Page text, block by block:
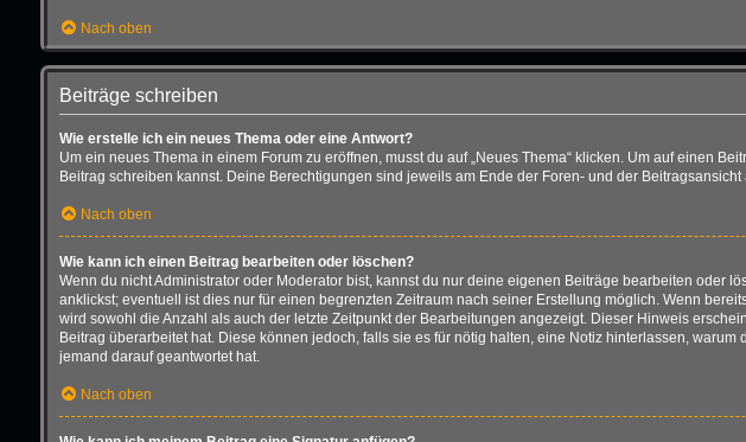
Nach oben
Beiträge schreiben
Wie erstelle ich ein neues Thema oder eine Antwort?
Um ein neues Thema in einem Forum zu eröffnen, musst du auf „Neues Thema“ klicken. Um auf einen
Beitrag schreiben kannst. Deine Berechtigungen sind jeweils am Ende der Foren- und der
Nach oben
Wie kann ich einen Beitrag bearbeiten oder löschen?
Wenn du nicht Administrator oder Moderator bist, kannst du nur deine eigenen Beiträge bearbeiten oder
anklickst; eventuell ist dies nur für einen begrenzten Zeitraum nach seiner Erstellung möglich. Wenn
wird sowohl die Anzahl als auch der letzte Zeitpunkt der Bearbeitungen angezeigt. Dieser Hinweis
Beitrag überarbeitet hat. Diese können jedoch, falls sie es für nötig halten, eine Notiz hinterlassen,
jemand darauf geantwortet hat.
Nach oben